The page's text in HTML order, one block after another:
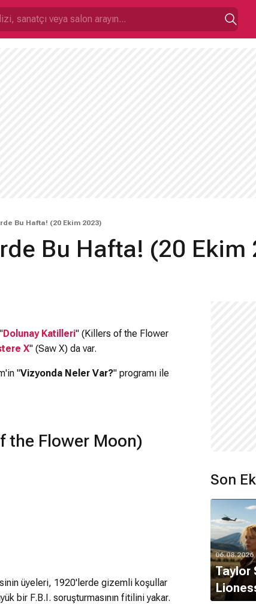
Bu Hafta! (20 Ekim 2023)
Bu Hafta! (20 Ekim
10801968
Dolunay Katilleri" (Killers of the Flower
X" (Saw X) da var.
"Vizyonda Neler Var?" programı ile
the Flower Moon)
üyeleri, 1920'lerde gizemli koşullar
bir F.B.I. soruşturmasının fitilini yakar.
Son
06.08.2026
Taylor